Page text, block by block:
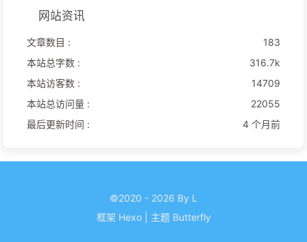
网站资讯
文章数目 :
183
本站总字数 :
316.7k
本站访客数 :
14709
本站总访问量 :
22055
最后更新时间 :
4 个月前
©2020 - 2026 By L
框架 Hexo 主题 Butterfly